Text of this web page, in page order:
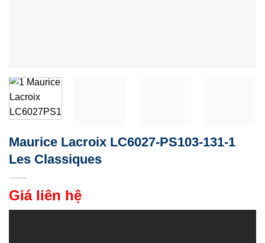
Maurice Lacroix LC6027-PS103-131-1
Les Classiques
Giá liên hệ